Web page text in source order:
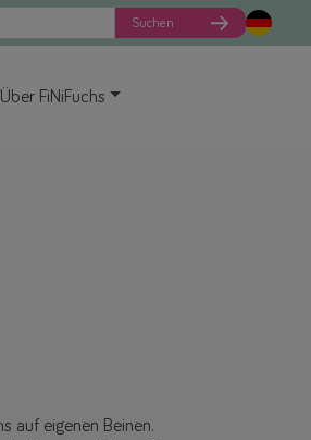
Suchen
Über FiNiFuchs
auf eigenen Beinen.